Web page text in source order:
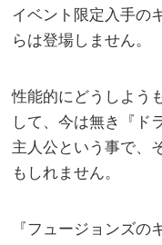
イベント限定入手の
らは登場しません。
性能的にどうしよう
して、今は無き『ド
主人公という事で、
もしれません。
『フュージョンズの